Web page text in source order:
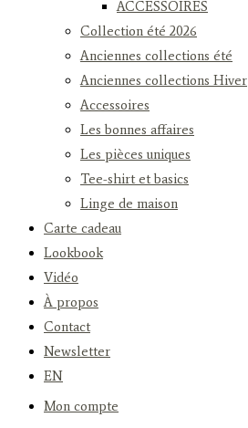
ACCESSOIRES
Collection été 2026
Anciennes collections été
Anciennes collections Hiver
Accessoires
Les bonnes affaires
Les pièces uniques
Tee-shirt et basics
Linge de maison
Carte cadeau
Lookbook
Vidéo
À propos
Contact
Newsletter
EN
Mon compte